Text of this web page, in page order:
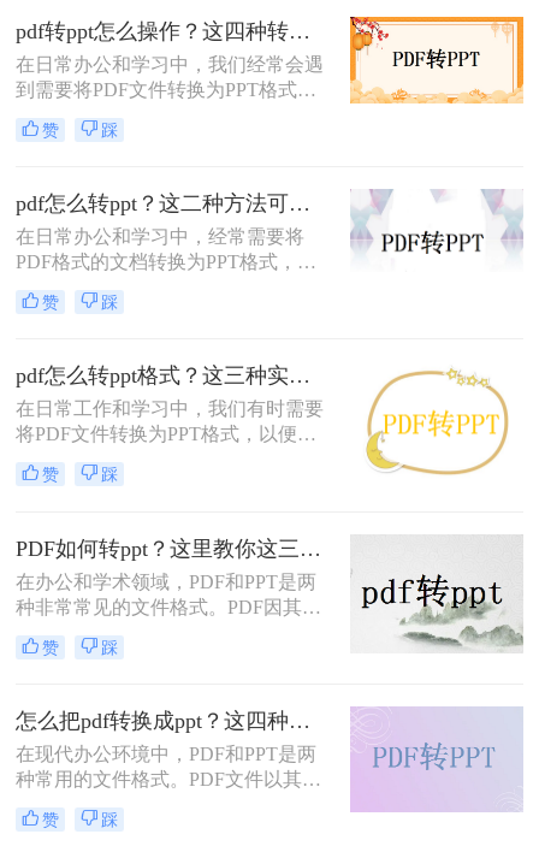
用户的需求，本文将介绍三种免费的
方法，帮助您轻松实现PDF到PPT的
转换。
pdf转ppt怎么操作？这四种转换方法很好用！
在日常办公和学习中，我们经常会遇
到需要将PDF文件转换为PPT格式的
情况，以便更好地进行演示和讲解。
那么PDF转PPT怎么操作呢？本文将
法，帮助您轻松完成转换任务。
赞 踩
pdf怎么转ppt？这二种方法可以帮到你！
在日常办公和学习中，经常需要将
PDF格式的文档转换为PPT格式，以
便于更好地进行编辑、展示和分享。
PDF转PPT的过程虽然看似复杂，但
轻松实现这一目标。那么pdf怎么转
ppt呢？本文将介绍两种常用的PDF转
PPT方法，帮助您高效完成格式转
换。
赞 踩
pdf怎么转ppt格式？这三种实用方法分享给你！
在日常工作和学习中，我们有时需要
将PDF文件转换为PPT格式，以便更
好地编辑、调整和展示内容。那么
PDF怎么转PPT格式呢？本文将介绍
轻松完成转换任务。
赞 踩
PDF如何转ppt？这里教你这三种方法！
在办公和学术领域，PDF和PPT是两
种非常常见的文件格式。PDF因其良
好的稳定性和版面保持能力，常被用
于文档的分享和存档；而PPT则因其
示和讲解的首选。然而，在实际应用
中，我们常常需要将PDF文件转换为
PPT格式，以便更好地进行编辑和演
示。那么PDF如何转ppt呢？本文将详
细介绍PDF转PPT的几种常用方法，
帮助您高效实现文档格式转换。
赞 踩
怎么把pdf转换成ppt？这四种方法推荐大家使用！
在现代办公环境中，PDF和PPT是两
种常用的文件格式。PDF文件以其跨
平台、不易被篡改的特性在文档传递
中占据重要地位，而PPT则以其直
赞 踩